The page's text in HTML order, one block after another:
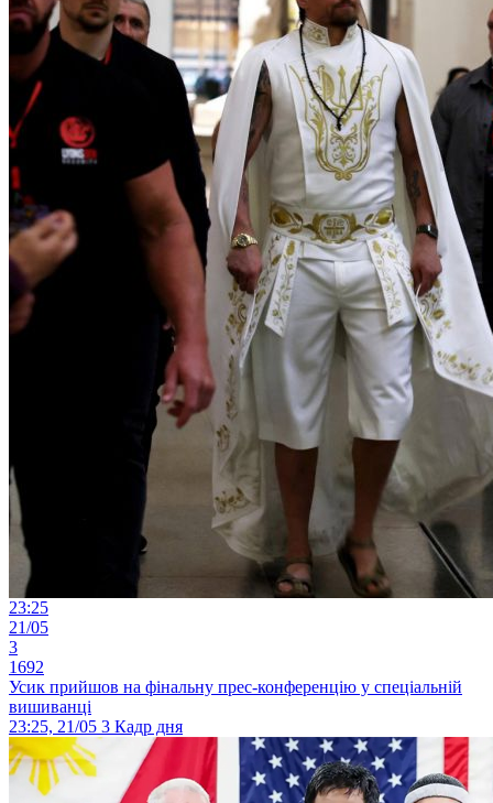
23:25
21/05
3
1692
Усик прийшов на фінальну прес-конференцію у спеціальній
вишиванці
23:25, 21/05 3 Кадр дня